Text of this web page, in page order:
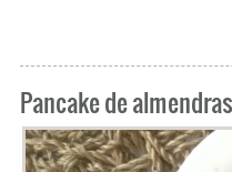
Pancake de